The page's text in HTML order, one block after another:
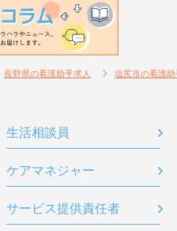
長野県の看護助手求人 塩尻市の看護
生活相談員
ケアマネジャー
サービス提供責任者